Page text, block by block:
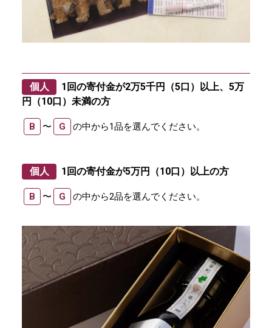
個人
1回の寄付金が2万5千円（5口）以上、5万
円（10口）未満の方
B 〜 G の中から1品を選んでください。
個人 1回の寄付金が5万円（10口）以上の方
B 〜 G の中から2品を選んでください。